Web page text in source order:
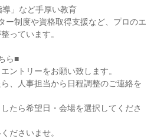
」など手厚い教育
ー制度や資格取得支援など、プロのエ
っています。
ら■
ントリーをお願い致します。
、人事担当から日程調整のご連絡を
たら希望日・会場を選択してくださ
ださいませ。